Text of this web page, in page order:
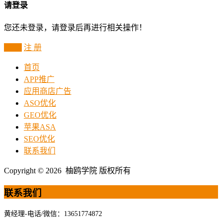
请登录
您还未登录，请登录后再进行相关操作！
注 册
首页
APP推广
应用商店广告
ASO优化
GEO优化
苹果ASA
SEO优化
联系我们
Copyright © 2026 柚鸥学院 版权所有
联系我们
黄经理-电话/微信：13651774872